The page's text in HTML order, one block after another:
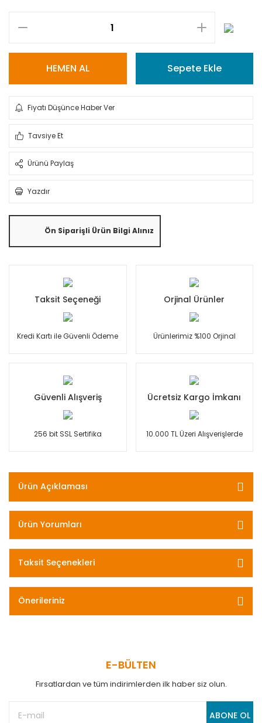
HEMEN AL Sepete Ekle
Fiyatı Düşünce Haber Ver
Tavsiye Et
Ürünü Paylaş
Yazdır
Ön Siparişli Ürün Bilgi Alınız
Taksit Seçeneği
Kredi Kartı ile Güvenli Ödeme
Orjinal Ürünler
Ürünlerimiz %100 Orjinal
Güvenli Alışveriş
256 bit SSL Sertifika
Ücretsiz Kargo İmkanı
10.000 TL Üzeri Alışverişlerde
Ürün Açıklaması
Ürün Yorumları
Taksit Seçenekleri
Önerileriniz
E-BÜLTEN
Fırsatlardan ve tüm indirimlerden ilk haber siz olun.
ABONE OL